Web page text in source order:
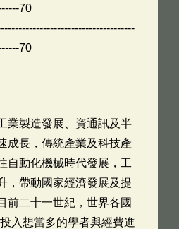
70
70
業製造發展、資通訊及半
成長，傳統產業及科技產
自動化機械時代發展，工
，帶動國家經濟發展及提
前二十一世紀，世界各國
入想當多的學者與經費進